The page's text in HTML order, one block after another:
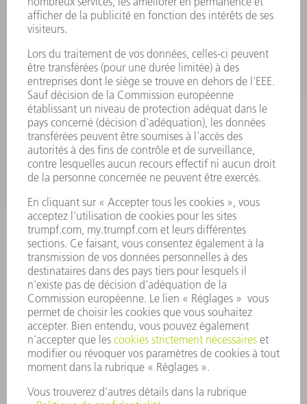
MACHINES & SYSTÈMES
LASER
ELECTRONIQUE DE PUISSANCE
OUTILS ÉLECTRIQUES
SMART FACTORY
LOGICIEL
SERVICES
APPLICATIONS
SECTEURS D'ACTIVITÉ
ENTREPRISE
CARRIÈRE
OFFRES D'EMPLOI
PROFIL DE L'ENTREPRISE
CONSEIL D'ADMINISTRATION
RAPPORT ANNUEL
PRINCIPES FONDAMENTAUX DE L'ENTREPRISE
CONFORMITÉ
SYSTÈME D'ALERTE
SÉCURITÉ
COMMUNIQUÉS DE PRESSE
MAGAZINE
DURABILITÉ
ENVIRONNEMENT ET CLIMAT
SOCIAL ET SOCIÉTÉ
GESTION D'ENTREPRISE